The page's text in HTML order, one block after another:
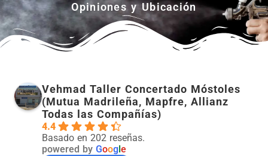
Opiniones y Ubicación
Vehmad Taller Concertado Móstoles
(Mutua Madrileña, Mapfre, Allianz
Todas las Compañías)
4.4
Basado en 202 reseñas.
powered by Goog e